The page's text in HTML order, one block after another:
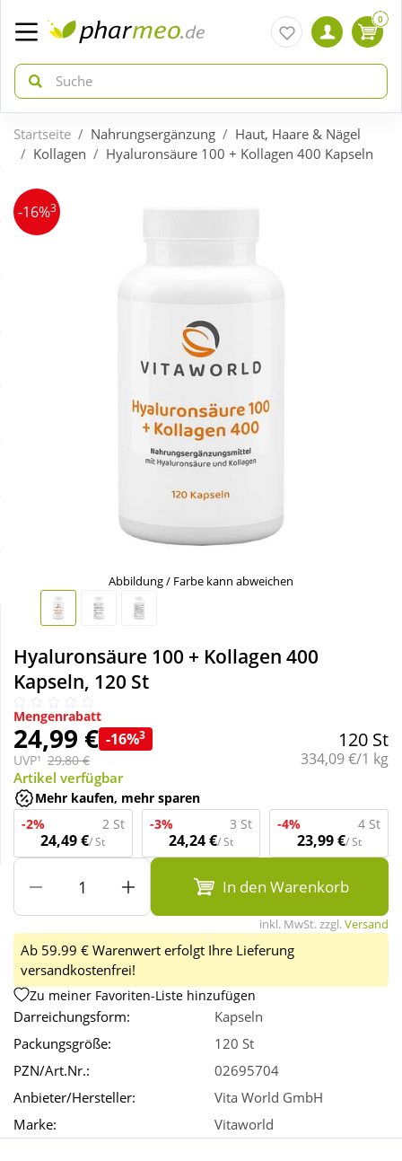
zurück
ÜBERSICHT AKTIONEN
Täglich gut versorgt
zurück
ÜBERSICHT KATEGORIEN
Körperpflege & Kosmetik
Nahrungsergänzung
Sanitätshaus
Sport & Fitness
Tierbedarf
Wellness
0
Startseite Nahrungsergänzung
Haut, Haare & Nägel
Kollagen
Hyaluronsäure 100 + Kollagen 400 Kapseln
-16%3
Abbildung / Farbe kann abweichen
Hyaluronsäure 100 + Kollagen 400
Kapseln, 120 St
Mengenrabatt
24,99 € -16%3
UVP¹ 29,80 €
120 St
Grundpreis:
334,09 €/1 kg
Artikel verfügbar
Mehr kaufen, mehr sparen
-2%
2 St
24,49 €/ St
-3% 3 St
24,24 €/ St
-4% 4 St
23,99 €/ St
In den Warenkorb
inkl. MwSt. zzgl.Versand
Ab 59.99 € Warenwert erfolgt Ihre Lieferung
versandkostenfrei!
Zu meiner Favoriten-Liste hinzufügen
Darreichungsform:
Kapseln
Packungsgröße:
120 St
PZN/Art.Nr.:
02695704
Anbieter/Hersteller:
Vita World GmbH
Marke:
Vitaworld